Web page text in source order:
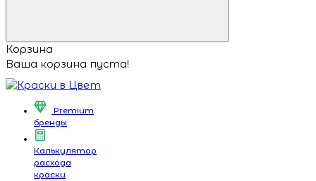
Корзина
Ваша корзина пуста!
Premium
бренды
Калькулятор
расхода
краски